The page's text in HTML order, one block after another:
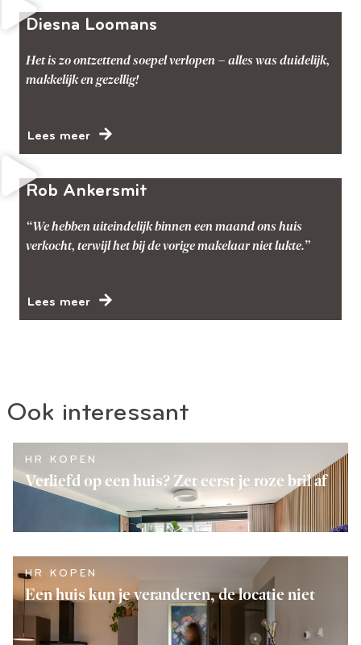
Diesna Loomans
Het is zo ontzettend soepel verlopen – alles was duidelijk,
makkelijk en gezellig!
Lees meer
Rob Ankersmit
“We hebben uiteindelijk binnen een maand ons huis
verkocht, terwijl het bij de vorige makelaar niet lukte.”
Lees meer
Ook interessant
HR KOPEN
Verliefd op een huis? Zet eerst je roze bril af
HR KOPEN
Een huis kun je veranderen, de locatie niet